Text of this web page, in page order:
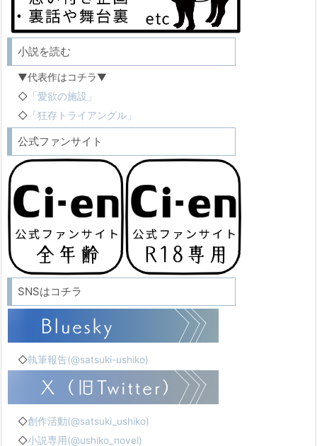
小説を読む
▼代表作はコチラ▼
◇ 「愛欲の施設」
◇ 「狂存トライアングル」
公式ファンサイト
SNSはコチラ
◇執筆報告(@satsuki-ushiko)
◇創作活動(@satsuki_ushiko)
◇小説専用(@ushiko_novel)